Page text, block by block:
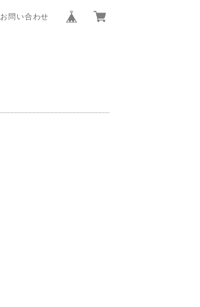
お問い合わせ